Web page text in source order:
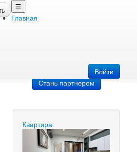
☰
Главная
Войти
Стань партнером
Квартира